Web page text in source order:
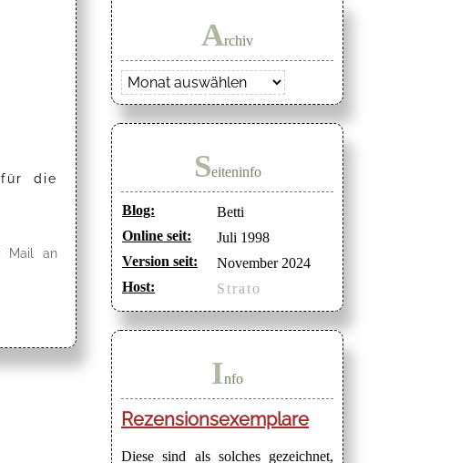
für die
Mail an
Archiv
Archiv
Seiteninfo
Blog:
Betti
Online seit:
Juli 1998
Version seit:
November 2024
Host:
Strato
Info
Rezensionsexemplare
Diese sind als solches gezeichnet,